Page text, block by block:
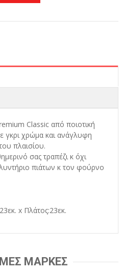
Classic από ποιοτική
χρώμα και ανάγλυφη
πλαισίου.
σας τραπέζι κ όχι
πιάτων κ τον φούρνο
x Πλάτος:23εκ.
ΜΑΡΚΕΣ